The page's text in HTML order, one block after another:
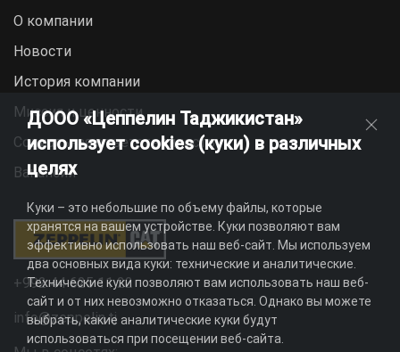
О компании
Новости
История компании
Миссия и ценности
Социальная ответственность
Вакансии
+992 44 625 11 22
info@zeppelin.tj
ДООО «Цеппелин Таджикистан»
использует cookies (куки) в различных
целях
Куки – это небольшие по объему файлы, которые
хранятся на вашем устройстве. Куки позволяют вам
эффективно использовать наш веб-сайт. Мы используем
два основных вида куки: технические и аналитические.
Технические куки позволяют вам использовать наш веб-
сайт и от них невозможно отказаться. Однако вы можете
выбрать, какие аналитические куки будут
использоваться при посещении веб-сайта.